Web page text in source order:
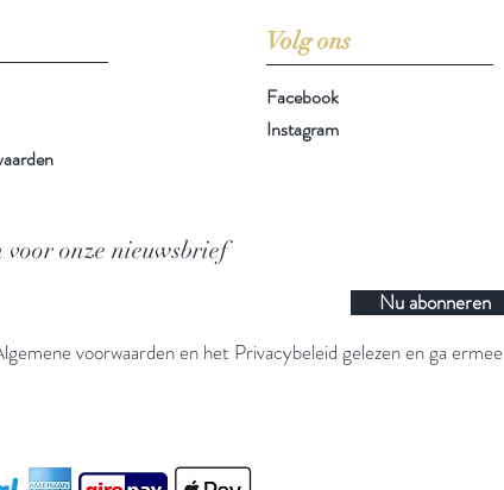
Volg ons
Facebook
Instagram
onze nieuwsbrief
Nu abonneren
voorwaarden en het Privacybeleid gelezen en ga ermee